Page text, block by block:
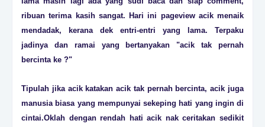
ribuan terima kasih sangat. Hari ini pageview acik menaik
mendadak, kerana dek entri-entri yang lama. Terpaku
jadinya dan ramai yang bertanyakan "acik tak pernah
bercinta ke ?"
Tipulah jika acik katakan acik tak pernah bercinta, acik juga
manusia biasa yang mempunyai sekeping hati yang ingin di
cintai.Oklah dengan rendah hati acik nak ceritakan sedikit